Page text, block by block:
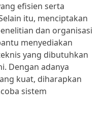
efisien serta
itu, menciptakan
dan organisasi
menyediakan
yang dibutuhkan
Dengan adanya
kuat, diharapkan
sistem